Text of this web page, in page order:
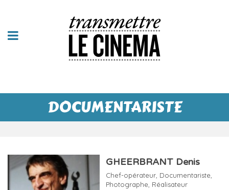
DOCUMENTARISTE
GHEERBRANT Denis
Chef-opérateur Documentariste
Photographe Réalisateur